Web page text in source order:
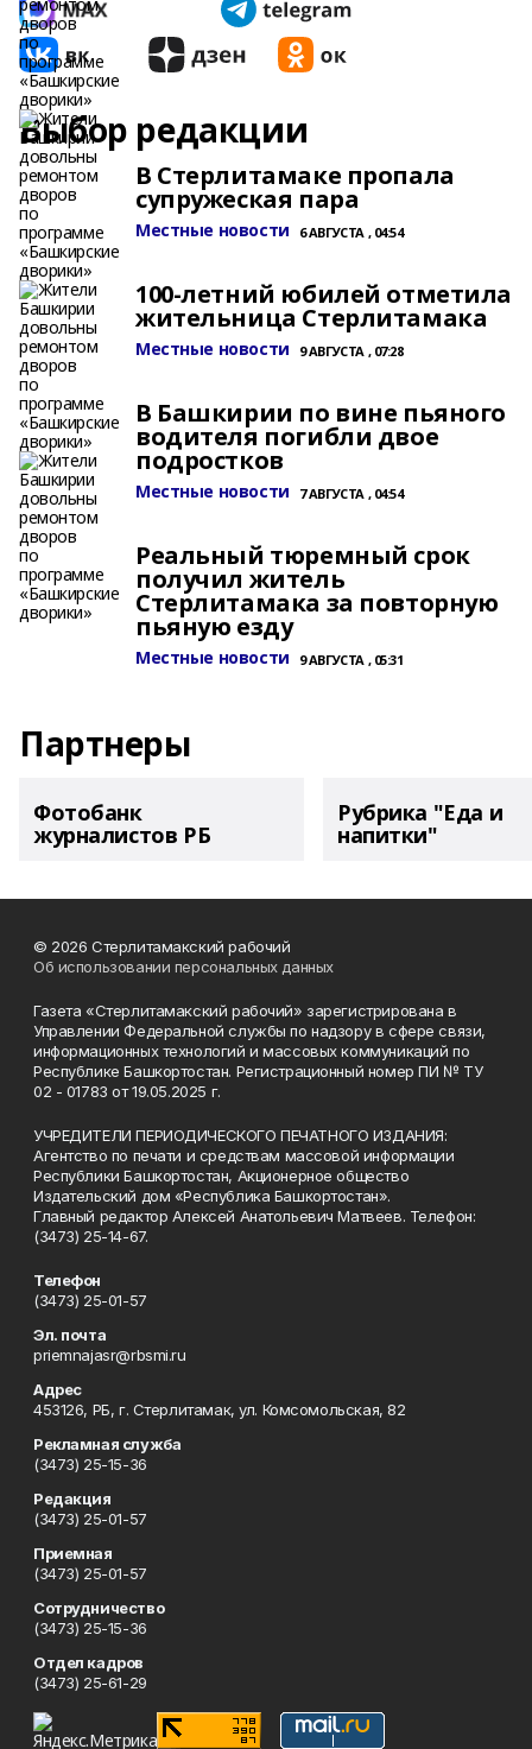
Выбор редакции
В Стерлитамаке пропала
супружеская пара
Местные новости 6 АВГУСТА , 04:54
100-летний юбилей отметила
жительница Стерлитамака
Местные новости 9 АВГУСТА , 07:28
В Башкирии по вине пьяного
водителя погибли двое
подростков
Местные новости 7 АВГУСТА , 04:54
Реальный тюремный срок
получил житель
Стерлитамака за повторную
пьяную езду
Местные новости 9 АВГУСТА , 05:31
Партнеры
Фотобанк
журналистов РБ
Рубрика "Еда и
напитки"
© 2026 Стерлитамакский рабочий
Об использовании персональных данных
Газета «Стерлитамакский рабочий» зарегистрирована в
Управлении Федеральной службы по надзору в сфере связи,
информационных технологий и массовых коммуникаций по
Республике Башкортостан. Регистрационный номер ПИ № ТУ
02 - 01783 от 19.05.2025 г.
УЧРЕДИТЕЛИ ПЕРИОДИЧЕСКОГО ПЕЧАТНОГО ИЗДАНИЯ:
Агентство по печати и средствам массовой информации
Республики Башкортостан, Акционерное общество
Издательский дом «Республика Башкортостан».
Главный редактор Алексей Анатольевич Матвеев. Телефон:
(3473) 25-14-67.
Телефон
(3473) 25-01-57
Эл. почта
priemnajasr@rbsmi.ru
Адрес
453126, РБ, г. Стерлитамак, ул. Комсомольская, 82
Рекламная служба
(3473) 25-15-36
Редакция
(3473) 25-01-57
Приемная
(3473) 25-01-57
Сотрудничество
(3473) 25-15-36
Отдел кадров
(3473) 25-61-29